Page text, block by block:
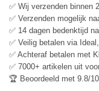
✅ Wij verzenden binnen
✅ Verzenden mogelijk
✅ 14 dagen bedenktijd
✅ Veilig betalen via
✅ Achteraf betalen met
✅ 7000+ artikelen uit
🏆 Beoordeeld met 9.8/